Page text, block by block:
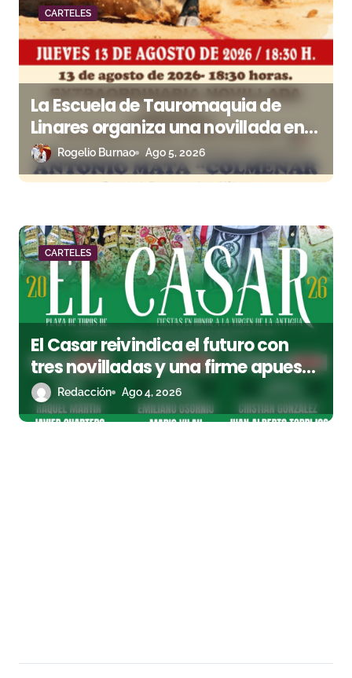
d
s
CARTELES
La Escuela de Tauromaquia de
Linares organiza una novillada en
la plaza de toros de Cambil
Rogelio Burnao Ago 5, 2026
CARTELES
El Casar reivindica el futuro con
tres novilladas y una firme apuesta
por la cantera
Redacción Ago 4, 2026